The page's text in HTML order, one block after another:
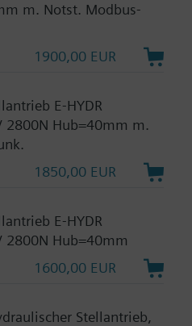
m. Notst. Modbus-
1900,00 EUR
E-HYDR
2800N Hub=40mm m.
1850,00 EUR
E-HYDR
2800N Hub=40mm
1600,00 EUR
Stellantrieb,